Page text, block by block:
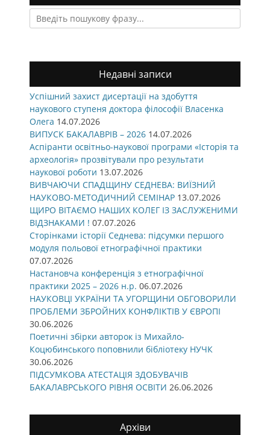
Search
for:
Недавні записи
Успішний захист дисертації на здобуття
наукового ступеня доктора філософії Власенка
Олега 14.07.2026
ВИПУСК БАКАЛАВРІВ – 2026 14.07.2026
Аспіранти освітньо-наукової програми «Історія та
археологія» прозвітували про результати
наукової роботи 13.07.2026
ВИВЧАЮЧИ СПАДЩИНУ СЕДНЕВА: ВИЇЗНИЙ
НАУКОВО-МЕТОДИЧНИЙ СЕМІНАР 13.07.2026
ЩИРО ВІТАЄМО НАШИХ КОЛЕГ ІЗ ЗАСЛУЖЕНИМИ
ВІДЗНАКАМИ ! 07.07.2026
Сторінками історії Седнева: підсумки першого
модуля польової етнографічної практики
07.07.2026
Настановча конференція з етнографічної
практики 2025 – 2026 н.р. 06.07.2026
НАУКОВЦІ УКРАЇНИ ТА УГОРЩИНИ ОБГОВОРИЛИ
ПРОБЛЕМИ ЗБРОЙНИХ КОНФЛІКТІВ У ЄВРОПІ
30.06.2026
Поетичні збірки авторок із Михайло-
Коцюбинського поповнили бібліотеку НУЧК
30.06.2026
ПІДСУМКОВА АТЕСТАЦІЯ ЗДОБУВАЧІВ
БАКАЛАВРСЬКОГО РІВНЯ ОСВІТИ 26.06.2026
Архіви